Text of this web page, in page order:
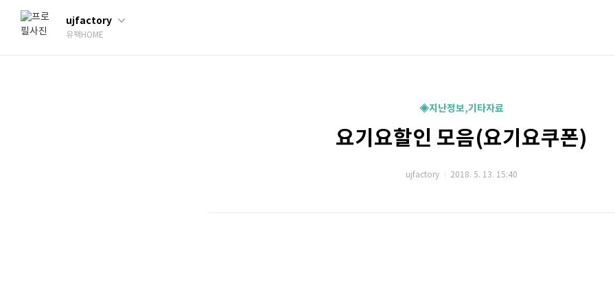
ujfactory
유팩HOME
◈지난정보,기타자료
요기요할인 모음(요기요쿠폰)
ujfactory 2018. 5. 13. 15:40